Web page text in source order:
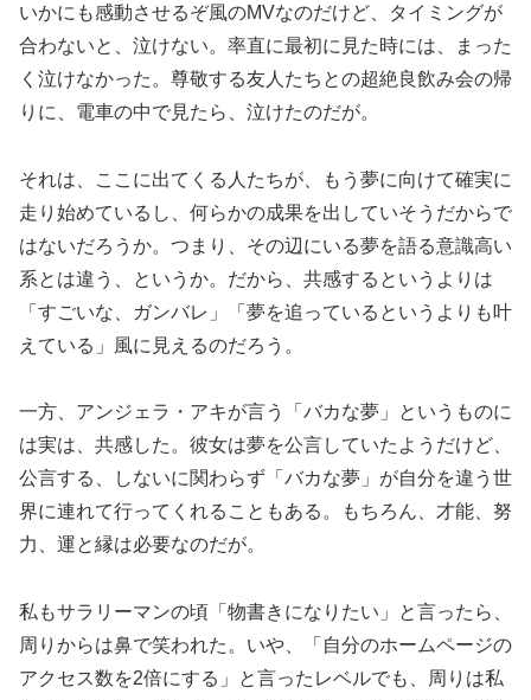
いかにも感動させるぞ風のMVなのだけど、タイミングが
合わないと、泣けない。率直に最初に見た時には、まった
く泣けなかった。尊敬する友人たちとの超絶良飲み会の帰
りに、電車の中で見たら、泣けたのだが。
それは、ここに出てくる人たちが、もう夢に向けて確実に
走り始めているし、何らかの成果を出していそうだからで
はないだろうか。つまり、その辺にいる夢を語る意識高い
系とは違う、というか。だから、共感するというよりは
「すごいな、ガンバレ」「夢を追っているというよりも叶
えている」風に見えるのだろう。
一方、アンジェラ・アキが言う「バカな夢」というものに
は実は、共感した。彼女は夢を公言していたようだけど、
公言する、しないに関わらず「バカな夢」が自分を違う世
界に連れて行ってくれることもある。もちろん、才能、努
力、運と縁は必要なのだが。
私もサラリーマンの頃「物書きになりたい」と言ったら、
周りからは鼻で笑われた。いや、「自分のホームページの
アクセス数を2倍にする」と言ったレベルでも、周りは私